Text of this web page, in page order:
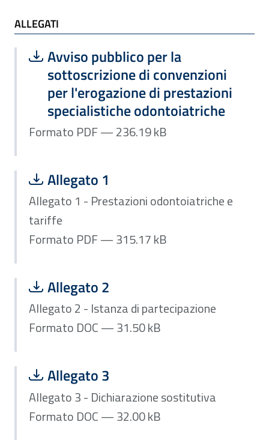
ALLEGATI
ALLEGATI
Scarica file:
Avviso pubblico per la
sottoscrizione di convenzioni
per l'erogazione di prestazioni
specialistiche odontoiatriche
Formato PDF — Dimensione 236.19 kB
Formato PDF — 236.19 kB
Scarica file:
Allegato 1
Formato PDF — Dimensione 315.17 kB
Allegato 1 - Prestazioni odontoiatriche e
tariffe
Formato PDF — 315.17 kB
Scarica file:
Allegato 2
Formato DOC — Dimensione 31.50 kB
Allegato 2 - Istanza di partecipazione
Formato DOC — 31.50 kB
Scarica file:
Allegato 3
Formato DOC — Dimensione 32.00 kB
Allegato 3 - Dichiarazione sostitutiva
Formato DOC — 32.00 kB